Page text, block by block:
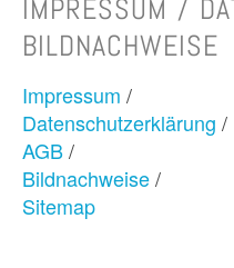
IMPRESSUM /
BILDNACHWEISE
Impressum /
Datenschutzerklärung /
AGB/
Bildnachweise/
Sitemap